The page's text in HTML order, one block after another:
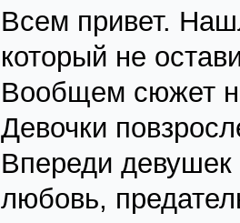
Всем привет.
который не
Вообщем сюжет
Девочки
Впереди
любовь,